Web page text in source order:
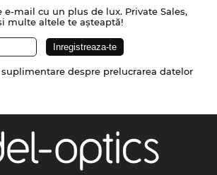
e-mail cu un plus de lux. Private Sales,
multe altele te așteaptă!
despre prelucrarea datelor